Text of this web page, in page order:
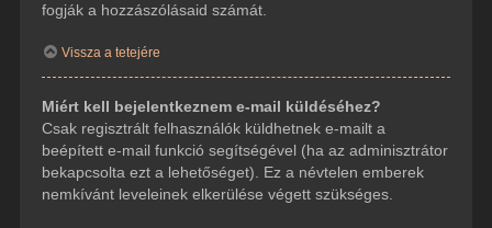
fogják a hozzászólásaid számát.
Vissza a tetejére
Miért kell bejelentkeznem e-mail küldéséhez?
Csak regisztrált felhasználók küldhetnek e-mailt a
beépített e-mail funkció segítségével (ha az adminisztrátor
bekapcsolta ezt a lehetőséget). Ez a névtelen emberek
nemkívánt leveleinek elkerülése végett szükséges.